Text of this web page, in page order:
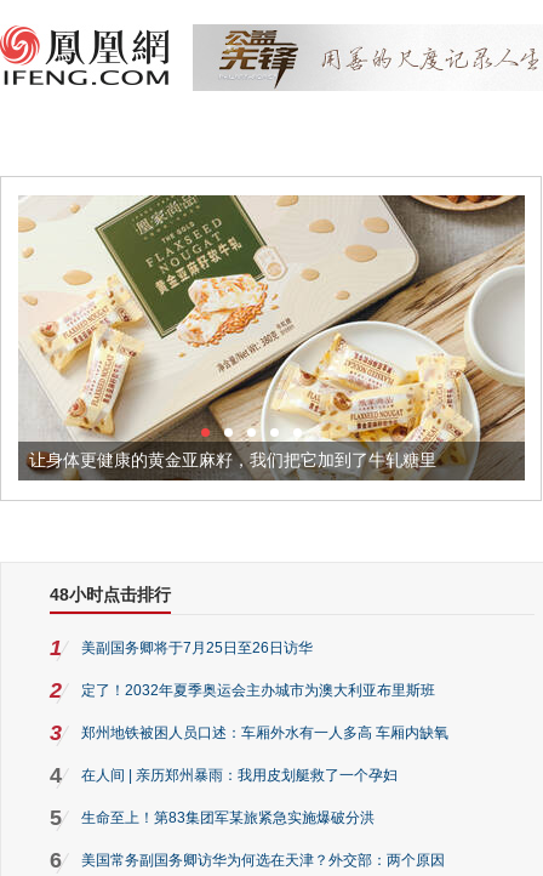
体更健康的黄金亚麻籽，我们把它加到了牛轧糖里 被列入
48小时点击排行
1 美副国务卿将于7月25日至26日访华
2 定了！2032年夏季奥运会主办城市为澳大利亚布里斯班
3 郑州地铁被困人员口述：车厢外水有一人多高 车厢内缺氧
4 在人间 | 亲历郑州暴雨：我用皮划艇救了一个孕妇
5 生命至上！第83集团军某旅紧急实施爆破分洪
6 美国常务副国务卿访华为何选在天津？外交部：两个原因